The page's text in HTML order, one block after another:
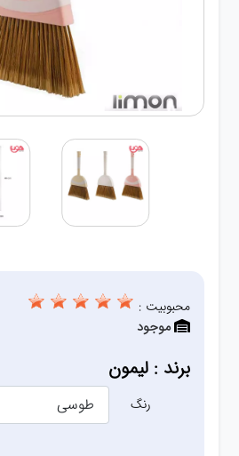
لوازم پلاسکو
لوازم متفرقه
آشپزخانه
کلمن،فلاسک،قمقمه
بانکه،پاسماوری،جا
ادویه
محبوبیت :
موجود
برند : لیمون
رنگ